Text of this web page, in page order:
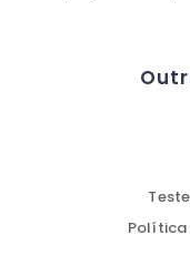
Política